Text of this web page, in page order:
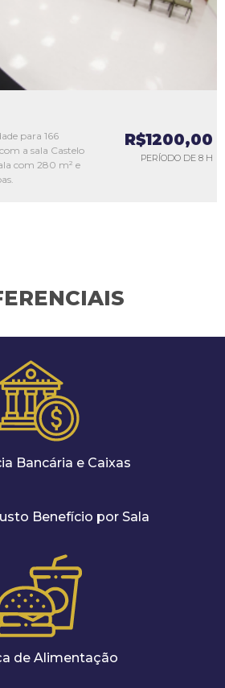
para 166
a sala Castelo
com 280 m² e
R$1200,00
PERÍODO DE 8 H
Bancária e Caixas
Benefício por Sala
de Alimentação